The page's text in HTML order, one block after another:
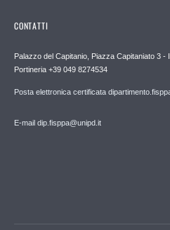
CONTATTI
Palazzo del Capitanio, Piazza Capitaniato 3 -
Portineria +39 049 8274534
Posta elettronica certificata
E-mail dip.fisppa@unipd.it